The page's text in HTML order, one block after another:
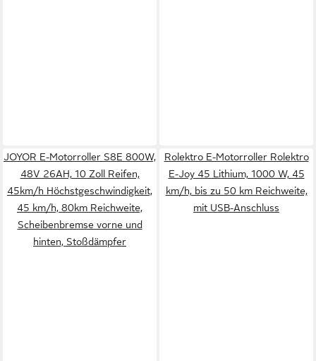
JOYOR E-Motorroller S8E 800W,
48V 26AH, 10 Zoll Reifen,
45km/h Höchstgeschwindigkeit,
45 km/h, 80km Reichweite,
Scheibenbremse vorne und
hinten, Stoßdämpfer
Rolektro E-Motorroller Rolektro
E-Joy 45 Lithium, 1000 W, 45
km/h, bis zu 50 km Reichweite,
mit USB-Anschluss